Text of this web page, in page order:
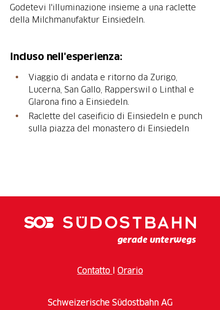
Godetevi l'illuminazione insieme a una raclette
della Milchmanufaktur Einsiedeln.
Incluso nell'esperienza:
Viaggio di andata e ritorno da Zurigo,
Lucerna, San Gallo, Rapperswil o Linthal e
Glarona fino a Einsiedeln.
Raclette del caseificio di Einsiedeln e punch
sulla piazza del monastero di Einsiedeln
Contatto Orario
Schweizerische Südostbahn AG